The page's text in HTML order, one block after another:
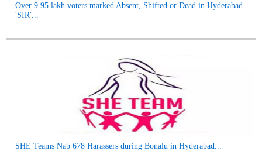
Over 9.95 lakh voters marked Absent, Shifted or Dead in Hyderabad
'SIR'...
SHE Teams Nab 678 Harassers during Bonalu in Hyderabad...